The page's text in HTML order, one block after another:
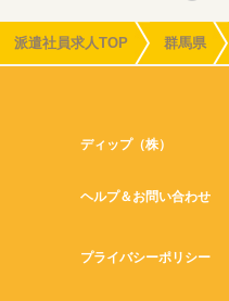
派遣社員求人TOP 群馬県
ディップ（株）
ヘルプ＆お問い合わせ
プライバシーポリシー